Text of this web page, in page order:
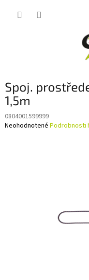
Spoj.
1,5m
0804001599999
Priemerné
Neohodnotené Podrobnosti